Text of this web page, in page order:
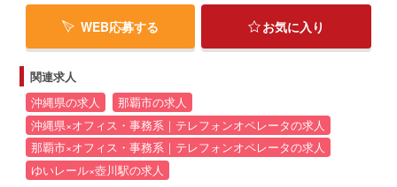
WEB応募する お気に入り
関連求人
沖縄県の求人
那覇市の求人
沖縄県×オフィス・事務系｜テレフォンオペレータの求人
那覇市×オフィス・事務系｜テレフォンオペレータの求人
ゆいレール×壺川駅の求人